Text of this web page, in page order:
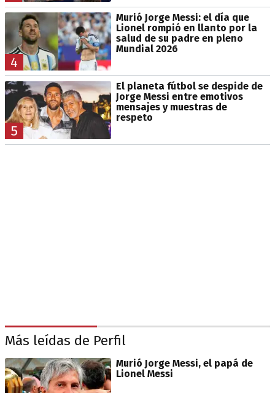
4
Murió Jorge Messi: el día que
Lionel rompió en llanto por la
salud de su padre en pleno
Mundial 2026
5
El planeta fútbol se despide de
Jorge Messi entre emotivos
mensajes y muestras de
respeto
Más leídas de Perfil
Murió Jorge Messi, el papá de
Lionel Messi